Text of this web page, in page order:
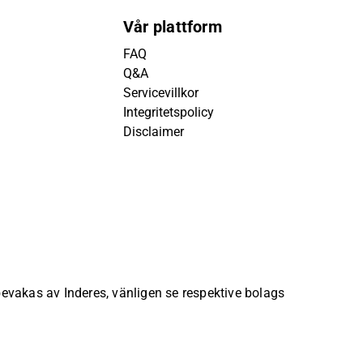
Vår plattform
FAQ
Q&A
Servicevillkor
Integritetspolicy
Disclaimer
av Inderes, vänligen se respektive bolags